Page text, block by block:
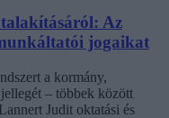
Az
jogaikat
a kormány,
– többek között
Judit oktatási és